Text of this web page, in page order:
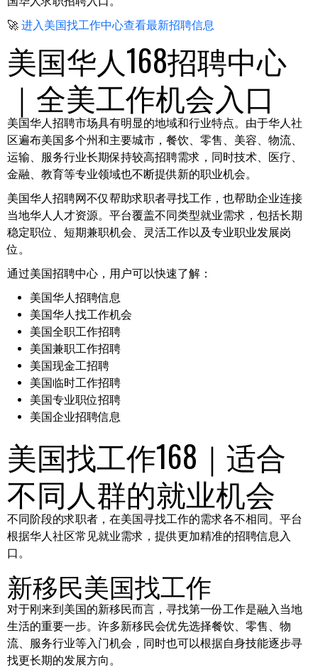
🚀 进入美国找工作中心查看最新招聘信息
美国华人168招聘中心
｜全美工作机会入口
美国华人招聘市场具有明显的地域和行业特点。由于华人社
区遍布美国多个州和主要城市，餐饮、零售、美容、物流、
运输、服务行业长期保持较高招聘需求，同时技术、医疗、
金融、教育等专业领域也不断提供新的职业机会。
美国华人招聘网不仅帮助求职者寻找工作，也帮助企业连接
当地华人人才资源。平台覆盖不同类型就业需求，包括长期
稳定职位、短期兼职机会、灵活工作以及专业职业发展岗
位。
通过美国招聘中心，用户可以快速了解：
美国华人招聘信息
美国华人找工作机会
美国全职工作招聘
美国兼职工作招聘
美国现金工招聘
美国临时工作招聘
美国专业职位招聘
美国企业招聘信息
美国找工作168｜适合
不同人群的就业机会
不同阶段的求职者，在美国寻找工作的需求各不相同。平台
根据华人社区常见就业需求，提供更加精准的招聘信息入
口。
新移民美国找工作
对于刚来到美国的新移民而言，寻找第一份工作是融入当地
生活的重要一步。许多新移民会优先选择餐饮、零售、物
流、服务行业等入门机会，同时也可以根据自身技能逐步寻
找更长期的发展方向。